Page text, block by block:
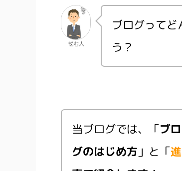
悩む人
ブログって
う？
当ブログでは、「ブ
グのはじめ方 」と「